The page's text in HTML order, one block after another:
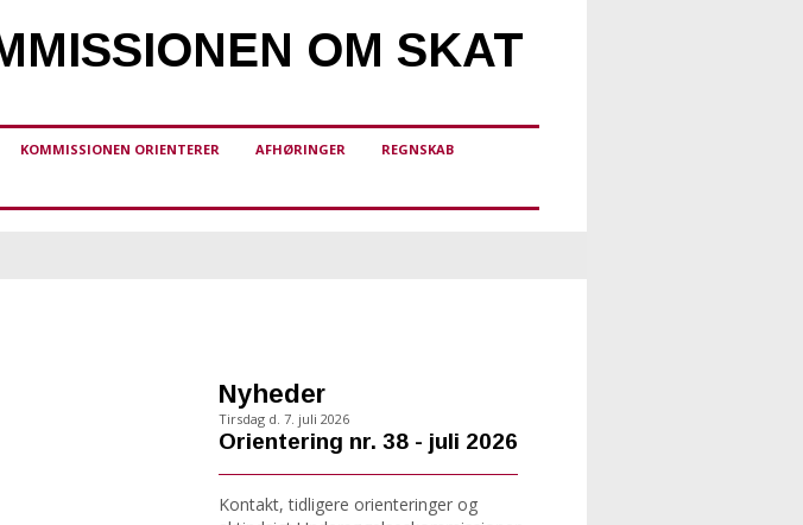
OM SKAT
KOMMISSIONEN ORIENTERER AFHØRINGER
REGNSKAB
Nyheder
Tirsdag d. 7. juli 2026
Orientering nr. 38 - juli 2026
Kontakt, tidligere orienteringer og